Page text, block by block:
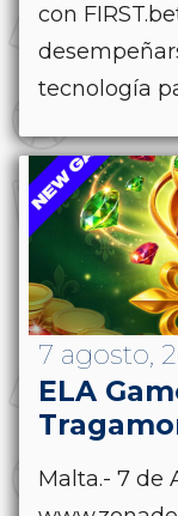
con
tecnología
7 agosto,
ELA
Malta.- 7 de